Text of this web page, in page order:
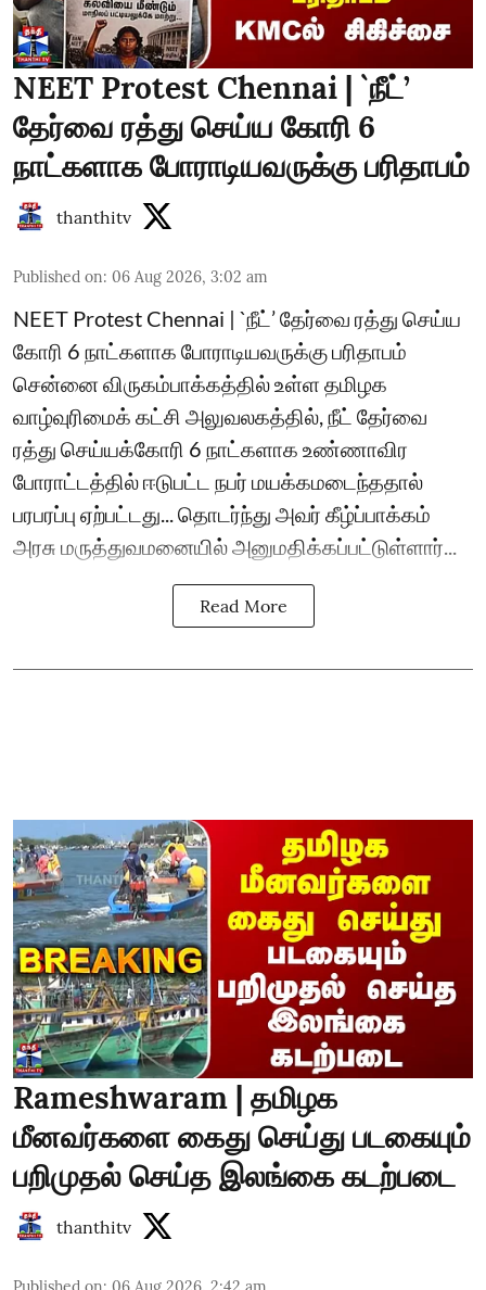
NEET Protest Chennai | `நீட்’
தேர்வை ரத்து செய்ய கோரி 6
நாட்களாக போராடியவருக்கு பரிதாபம்
thanthitv
Published on: 06 Aug 2026, 3:02 am
NEET Protest Chennai | `நீட்’ தேர்வை ரத்து செய்ய
கோரி 6 நாட்களாக போராடியவருக்கு பரிதாபம்
சென்னை விருகம்பாக்கத்தில் உள்ள தமிழக
வாழ்வுரிமைக் கட்சி அலுவலகத்தில், நீட் தேர்வை
ரத்து செய்யக்கோரி 6 நாட்களாக உண்ணாவிர
போராட்டத்தில் ஈடுபட்ட நபர் மயக்கமடைந்த‌தால்
பரபரப்பு ஏற்பட்ட‌து... தொடர்ந்து அவர் கீழ்ப்பாக்கம்
அரசு மருத்துவமனையில் அனுமதிக்கப்பட்டுள்ளார்...
Read More
Rameshwaram | தமிழக
மீனவர்களை கைது செய்து படகையும்
பறிமுதல் செய்த இலங்கை கடற்படை
thanthitv